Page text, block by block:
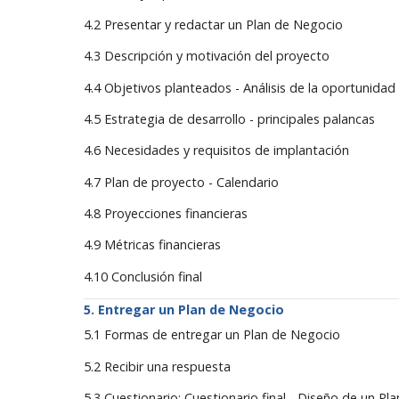
4.2 Presentar y redactar un Plan de Negocio
4.3 Descripción y motivación del proyecto
4.4 Objetivos planteados - Análisis de la oportunidad
4.5 Estrategia de desarrollo - principales palancas
4.6 Necesidades y requisitos de implantación
4.7 Plan de proyecto - Calendario
4.8 Proyecciones financieras
4.9 Métricas financieras
4.10 Conclusión final
Entregar un Plan de Negocio
5.1 Formas de entregar un Plan de Negocio
5.2 Recibir una respuesta